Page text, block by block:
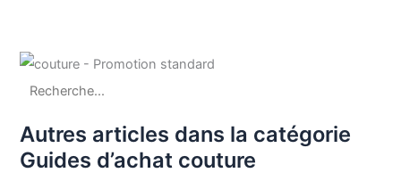
Autres articles dans la catégorie
Guides d’achat couture